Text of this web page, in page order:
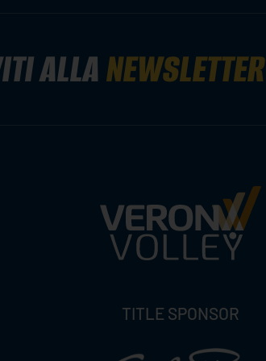
ALLANEWSLETTER
TITLE SPONSOR